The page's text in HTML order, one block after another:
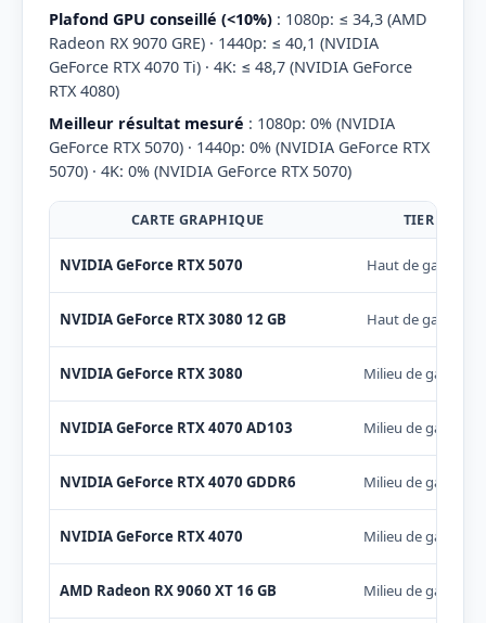
Plafond GPU conseillé (<10%) : 1080p: ≤ 34,3 (AMD
Radeon RX 9070 GRE) · 1440p: ≤ 40,1 (NVIDIA
GeForce RTX 4070 Ti) · 4K: ≤ 48,7 (NVIDIA GeForce
RTX 4080)
Meilleur résultat mesuré : 1080p: 0% (NVIDIA
GeForce RTX 5070) · 1440p: 0% (NVIDIA GeForce RTX
5070) · 4K: 0% (NVIDIA GeForce RTX 5070)
CARTE GRAPHIQUE TIER
NVIDIA GeForce RTX 5070 Haut de gamme
NVIDIA GeForce RTX 3080 12 GB Haut de gamme
NVIDIA GeForce RTX 3080 Milieu de gamme
NVIDIA GeForce RTX 4070 AD103 Milieu de gamme
NVIDIA GeForce RTX 4070 GDDR6 Milieu de gamme
NVIDIA GeForce RTX 4070 Milieu de gamme
AMD Radeon RX 9060 XT 16 GB Milieu de gamme